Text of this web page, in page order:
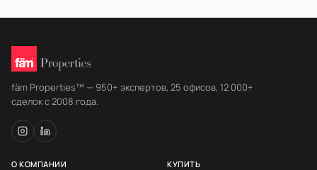
fäm Properties™ — 950+ экспертов, 25 офисов, 12 000+
сделок с 2008 года.
О КОМПАНИИ КУПИТЬ